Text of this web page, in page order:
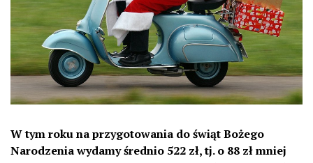
W tym roku na przygotowania do świąt Bożego
Narodzenia wydamy średnio 522 zł, tj. o 88 zł mniej